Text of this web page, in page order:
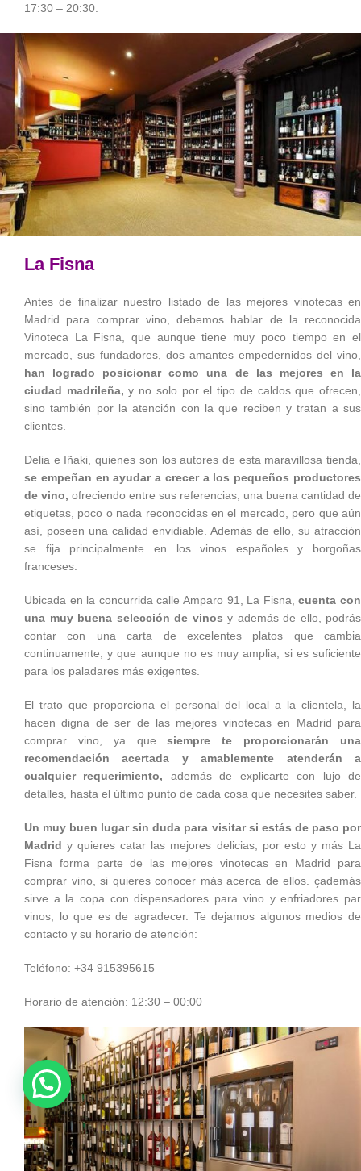
17:30 – 20:30.
La Fisna
Antes de finalizar nuestro listado de las mejores vinotecas en
Madrid para comprar vino, debemos hablar de la reconocida
Vinoteca La Fisna, que aunque tiene muy poco tiempo en el
mercado, sus fundadores, dos amantes empedernidos del vino,
han logrado posicionar como una de las mejores en la
ciudad madrileña, y no solo por el tipo de caldos que ofrecen,
sino también por la atención con la que reciben y tratan a sus
clientes.
Delia e Iñaki, quienes son los autores de esta maravillosa tienda,
se empeñan en ayudar a crecer a los pequeños productores
de vino, ofreciendo entre sus referencias, una buena cantidad de
etiquetas, poco o nada reconocidas en el mercado, pero que aún
así, poseen una calidad envidiable. Además de ello, su atracción
se fija principalmente en los vinos españoles y borgoñas
franceses.
Ubicada en la concurrida calle Amparo 91, La Fisna,cuenta con
una muy buena selección de vinos y además de ello, podrás
contar con una carta de excelentes platos que cambia
continuamente, y que aunque no es muy amplia, si es suficiente
para los paladares más exigentes.
El trato que proporciona el personal del local a la clientela, la
hacen digna de ser de las mejores vinotecas en Madrid para
comprar vino, ya quesiempre te proporcionarán una
recomendación acertada y amablemente atenderán a
cualquier requerimiento, además de explicarte con lujo de
detalles, hasta el último punto de cada cosa que necesites saber.
Un muy buen lugar sin duda para visitar si estás de paso por
Madrid y quieres catar las mejores delicias, por esto y más La
Fisna forma parte de las mejores vinotecas en Madrid para
comprar vino, si quieres conocer más acerca de ellos. çademás
sirve a la copa con dispensadores para vino y enfriadores par
vinos, lo que es de agradecer. Te dejamos algunos medios de
contacto y su horario de atención:
Teléfono: +34 915395615
Horario de atención: 12:30 – 00:00